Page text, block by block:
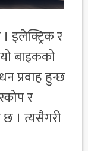
इलेक्ट्रिक र
बाइकको
प्रवाह हुन्छ
र
। त्यसैगरी